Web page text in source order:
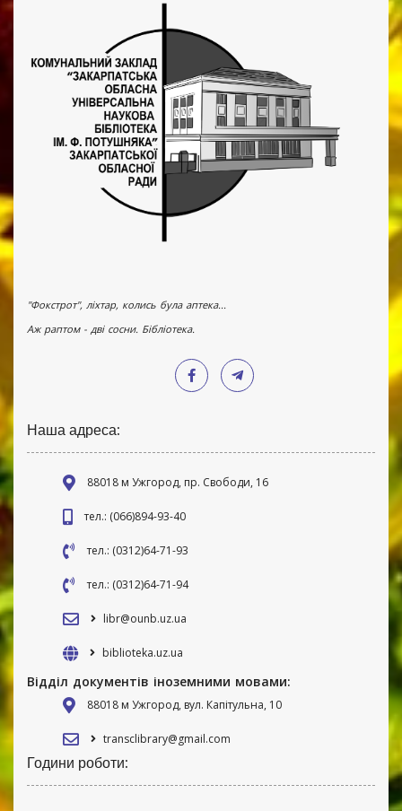
"Фокстрот", ліхтар, колись була аптека...
Аж раптом - дві сосни. Бібліотека.
Наша адреса:
88018 м Ужгород, пр. Свободи, 16
тел.: (066)894-93-40
тел.: (0312)64-71-93
тел.: (0312)64-71-94
libr@ounb.uz.ua
biblioteka.uz.ua
Відділ документів іноземними мовами:
88018 м Ужгород, вул. Капітульна, 10
transclibrary@gmail.com
Години роботи: